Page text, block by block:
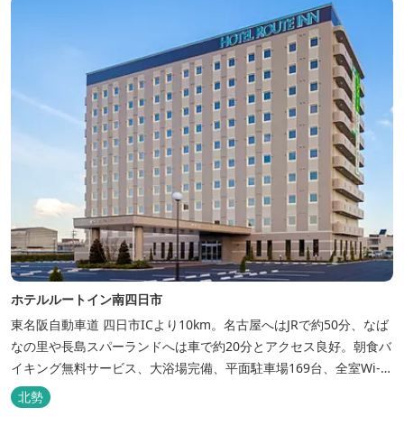
ホテルルートイン南四日市
東名阪自動車道 四日市ICより10km。名古屋へはJRで約50分、なば
なの里や長島スパーランドへは車で約20分とアクセス良好。朝食バ
イキング無料サービス、大浴場完備、平面駐車場169台、全室Wi-Fi
完備。ビジネスにも観光にもご利用頂ける快適なホテルライフをご
提供します。
北勢